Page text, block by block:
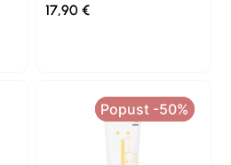
17,90 €
Popust -50%
Popust -50%